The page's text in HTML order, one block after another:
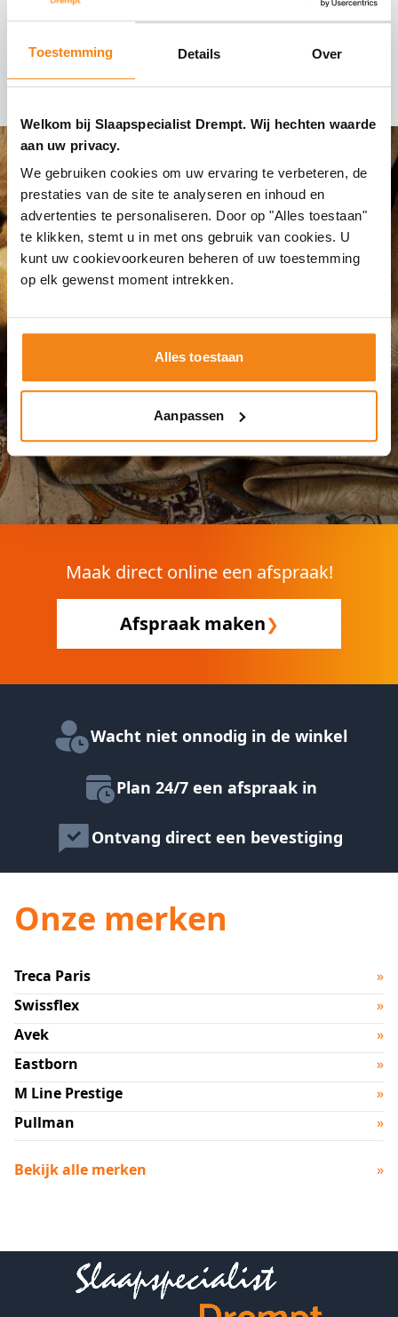
Toestemming Details Over
Welkom bij Slaapspecialist Drempt. Wij hechten waarde
aan uw privacy.
We gebruiken cookies om uw ervaring te verbeteren, de
prestaties van de site te analyseren en inhoud en
advertenties te personaliseren. Door op "Alles toestaan"
te klikken, stemt u in met ons gebruik van cookies. U
kunt uw cookievoorkeuren beheren of uw toestemming
op elk gewenst moment intrekken.
Alles toestaan
Aanpassen
Fischbacher over Slaapspecialist Drempt
Maak direct online een afspraak!
Afspraak maken❯
Wacht niet onnodig in de winkel
Plan 24/7 een afspraak in
Ontvang direct een bevestiging
Onze merken
Treca Paris
»
Swissflex
»
Avek
»
Eastborn
»
M Line Prestige
»
Pullman
»
Bekijk alle merken »